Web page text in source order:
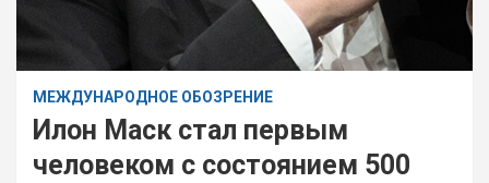
МЕЖДУНАРОДНОЕ ОБОЗРЕНИЕ
Илон Маск стал первым
человеком с состоянием 500